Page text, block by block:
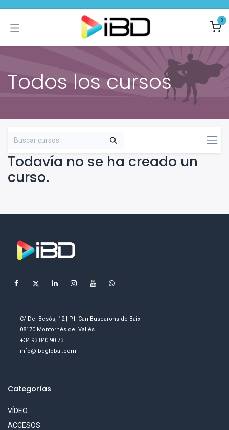
0
Todos los cursos
Todavía no se ha creado un
curso.
C/ Del Besòs, 12 | P.I. Can Buscarons de Baix
08170 Montornès del Vallès
+34 93 840 90 73
info@ibdglobal.com
Categorías
VÍDEO
ACCESOS